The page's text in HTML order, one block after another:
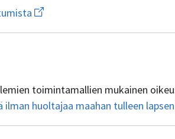
Avaa
uuden
ikkunan
toimintamallien mukainen
ilman huoltajaa maahan tulleen lapsen